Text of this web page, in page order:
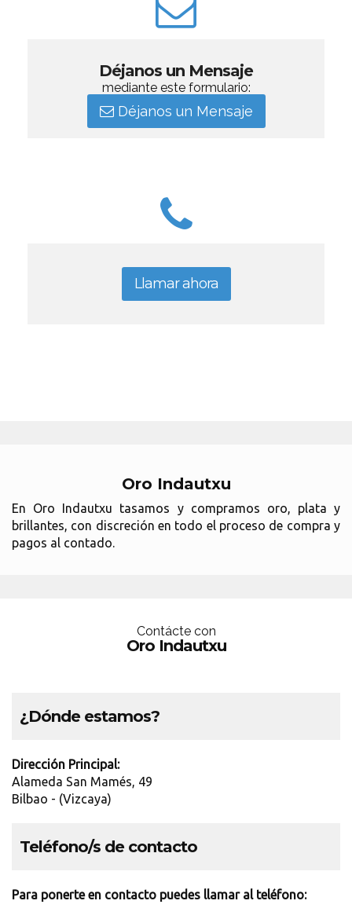
Déjanos un Mensaje
mediante este formulario:
Déjanos un Mensaje
Llamar ahora
Oro Indautxu
En Oro Indautxu tasamos y compramos oro, plata y
brillantes, con discreción en todo el proceso de compra y
pagos al contado.
Contácte con
Oro Indautxu
¿Dónde estamos?
Dirección Principal:
Alameda San Mamés, 49
Bilbao - (Vizcaya)
Teléfono/s de contacto
Para ponerte en contacto puedes llamar al teléfono: